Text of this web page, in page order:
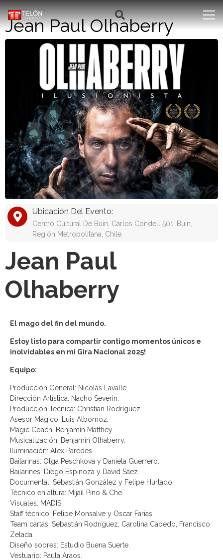
Jean Paul Olhaberry
Ubicación Del Evento:
Centro Cultural De Buin, Carlos Condell 501, Buin,
Región Metropolitana, Chile
Jean Paul
Olhaberry
El mago del fin del mundo.
Estoy listo para compartir contigo momentos únicos e
inolvidables en mi Gira Nacional 2025!
Equipo:
Producción General: Nicolás Lavalle.
Dirección Artística: Nacho Severin.
Producción Técnica: Christian Rodríguez.
Asesor Mágico: Luis Albornoz.
Magic Coach: Benjamín Matthey.
Musicalización: Benjamín Olhaberry.
Iluminación: Alex Paredes.
Bailarinas: Olga Peschkova y Daniela Guerrero.
Bailarines: Diego Espinoza y David Sáez.
Documental: Sebastián González y Felipe Hurtado.
Técnico en altura: Mijaíl Pino & Che.
Visuales: MADIS
Staff técnico: Felipe Monsalve y Oscar Farias.
Team cartas: Sebastián Rodríguez, Carolina Cabedo, Francisco
Zelada.
Diseño sobres: Estudio Buena Suerte.
Vestuario: Paula Araos.